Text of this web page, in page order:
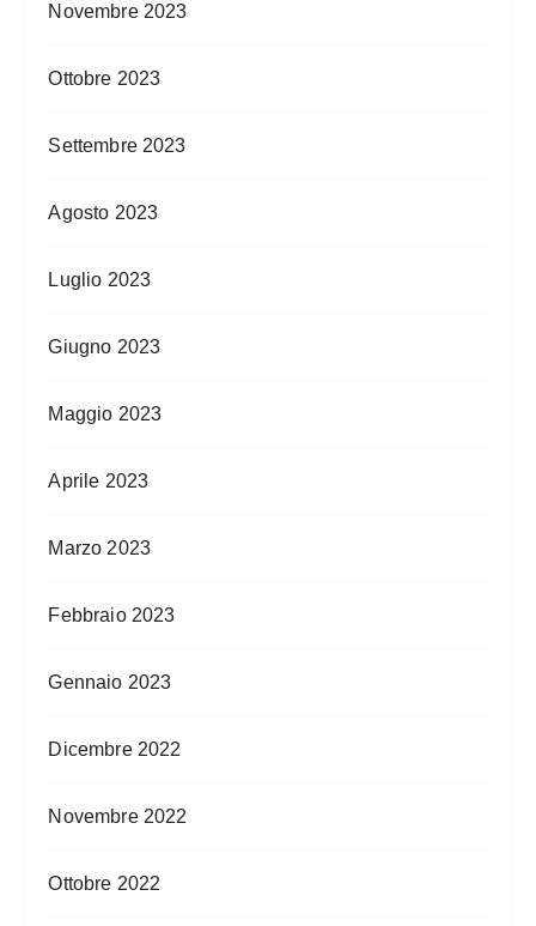
Novembre 2023
Ottobre 2023
Settembre 2023
Agosto 2023
Luglio 2023
Giugno 2023
Maggio 2023
Aprile 2023
Marzo 2023
Febbraio 2023
Gennaio 2023
Dicembre 2022
Novembre 2022
Ottobre 2022